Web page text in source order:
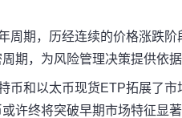
周期，历经连续的价格涨跌
期，为风险管理决策提供依据
币和以太币现货ETP拓展了
许终将突破早期市场特征显著